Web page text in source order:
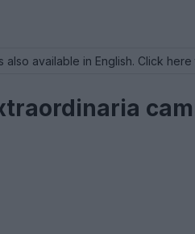
available in English. Click here